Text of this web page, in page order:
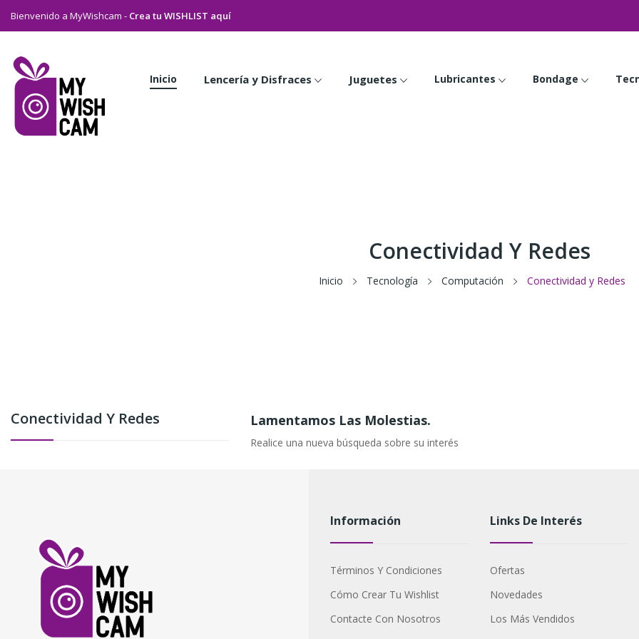
Bienvenido a MyWishcam - Crea tu WISHLIST aquí
Inicio Lencería y Disfraces Juguetes Lubricantes Bondage
Conectividad Y Redes
Inicio Tecnología Computación Conectividad y Redes
Conectividad Y Redes Lamentamos Las Molestias.
Realice una nueva búsqueda sobre su interés
Información
Términos Y Condiciones
Cómo Crear Tu Wishlist
Contacte Con Nosotros
Links De Interés
Ofertas
Novedades
Los Más Vendidos